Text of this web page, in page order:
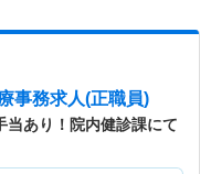
事務求人(正職員)
当あり！院内健診課にて